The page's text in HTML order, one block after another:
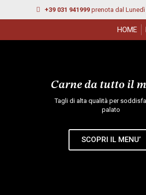
+39 031 941999 prenota dal
HOME
Carne da tutto il
Tagli di alta qualità per
palato
SCOPRI IL MENU’